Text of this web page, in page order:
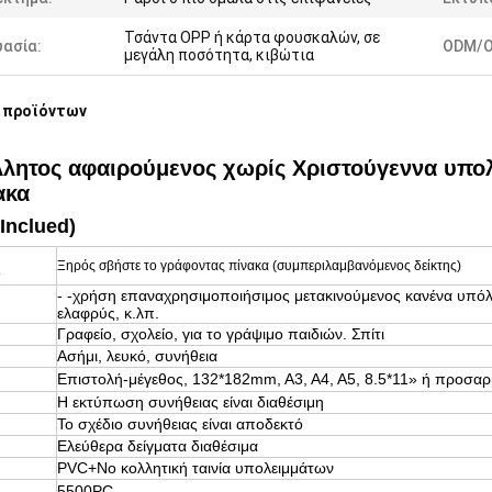
Τσάντα OPP ή κάρτα φουσκαλών, σε
μεγάλη ποσότητα, κιβώτια
ODM/
αφαιρούμενος χωρίς Χριστούγεννα
Ξηρός σβήστε το γράφοντας πίνακα (συμπεριλαμβανόμενος δείκτης)
- -χρήση επαναχρησιμοποιήσιμος μετακινούμενος κανένα
ελαφρύς, κ.λπ.
Γραφείο, σχολείο, για το γράψιμο παιδιών. Σπίτι
Ασήμι, λευκό, συνήθεια
Επιστολή-μέγεθος, 132*182mm , A3, A4, A5, 8.5*11» ή
Η εκτύπωση συνήθειας είναι διαθέσιμη
Το σχέδιο συνήθειας είναι αποδεκτό
Ελεύθερα δείγματα διαθέσιμα
PVC+No κολλητική ταινία υπολειμμάτων